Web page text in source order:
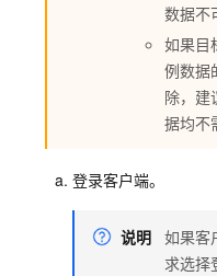
数据不
如果目
例数据
除，建
据均不
登录客户端。
说明 如果客
求选择